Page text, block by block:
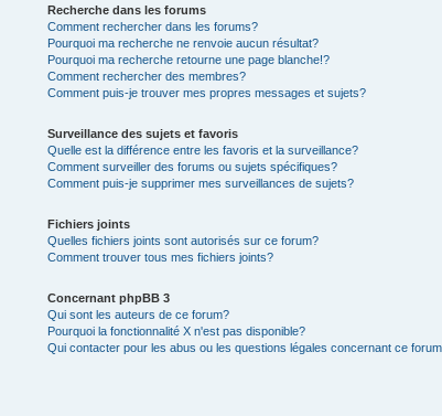
Recherche dans les forums
Comment rechercher dans les forums?
Pourquoi ma recherche ne renvoie aucun résultat?
Pourquoi ma recherche retourne une page blanche!?
Comment rechercher des membres?
Comment puis-je trouver mes propres messages et sujets?
Surveillance des sujets et favoris
Quelle est la différence entre les favoris et la surveillance?
Comment surveiller des forums ou sujets spécifiques?
Comment puis-je supprimer mes surveillances de sujets?
Fichiers joints
Quelles fichiers joints sont autorisés sur ce forum?
Comment trouver tous mes fichiers joints?
Concernant phpBB 3
Qui sont les auteurs de ce forum?
Pourquoi la fonctionnalité X n'est pas disponible?
Qui contacter pour les abus ou les questions légales concernant ce